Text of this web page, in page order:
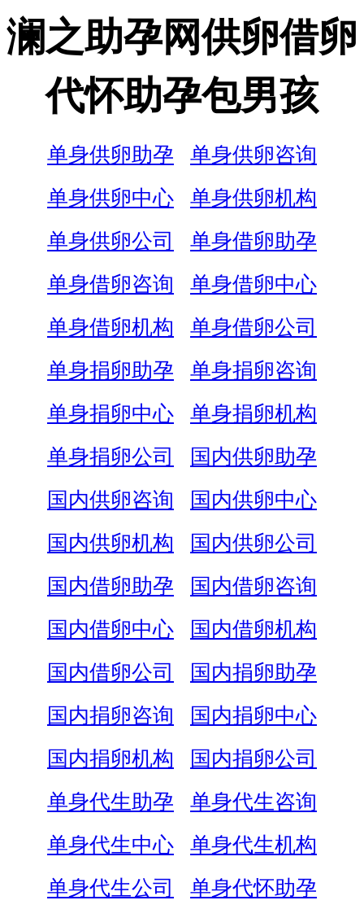
澜之助孕网供卵借卵
代怀助孕包男孩
单身供卵助孕
单身供卵咨询
单身供卵中心
单身供卵机构
单身供卵公司
单身借卵助孕
单身借卵咨询
单身借卵中心
单身借卵机构
单身借卵公司
单身捐卵助孕
单身捐卵咨询
单身捐卵中心
单身捐卵机构
单身捐卵公司
国内供卵助孕
国内供卵咨询
国内供卵中心
国内供卵机构
国内供卵公司
国内借卵助孕
国内借卵咨询
国内借卵中心
国内借卵机构
国内借卵公司
国内捐卵助孕
国内捐卵咨询
国内捐卵中心
国内捐卵机构
国内捐卵公司
单身代生助孕
单身代生咨询
单身代生中心
单身代生机构
单身代生公司
单身代怀助孕